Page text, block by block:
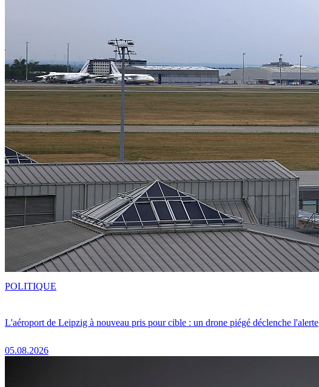
L'aéroport de Leipzig à nouveau pris pour cible : un drone piégé déclenche l'alerte
05.08.2026
POLITIQUE